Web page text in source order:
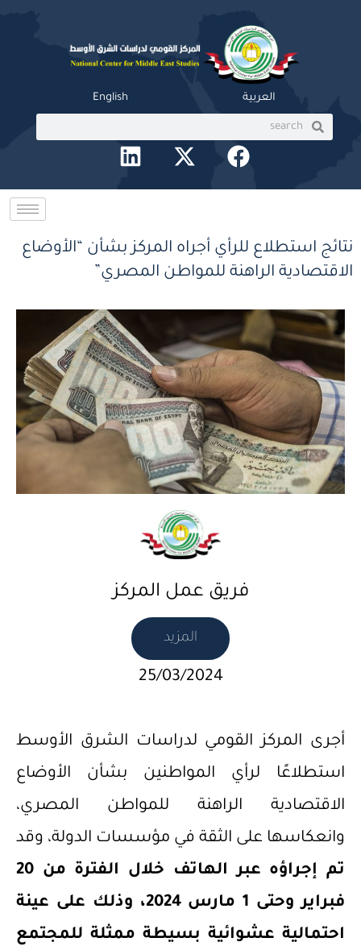
العربية English
Search
Search
F
a
c
b
o
k
X
t
i
t
e
L
i
n
e
d
n
نتائج استطلاع للرأي أجراه المركز بشأن “الأوضاع
الاقتصادية الراهنة للمواطن المصري”
فريق عمل المركز
المزيد
25/03/2024
أجرى المركز القومي لدراسات الشرق الأوسط
استطلاعًا لرأي المواطنين بشأن الأوضاع
الاقتصادية الراهنة للمواطن المصري،
وانعكاسها على الثقة في مؤسسات الدولة، وقد
تم إجراؤه عبر الهاتف خلال الفترة من 20
فبراير وحتى 1 مارس 2024، وذلك على عينة
احتمالية عشوائية بسيطة ممثلة للمجتمع